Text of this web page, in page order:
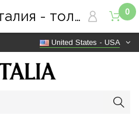
United States - USA
0
Подлинная Италия - только оригинальные товары | Бесплатная доставка по всему миру | TutITALIA